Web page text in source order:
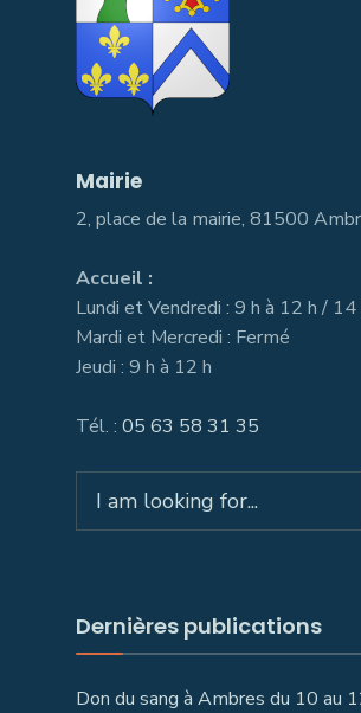
Mairie
2, place de la mairie, 81500
Accueil :
Lundi et Vendredi : 9 h à 12 h / 14
Mardi et Mercredi : Fermé
Jeudi : 9 h à 12 h
Tél. : 05 63 58 31 35
for:
Dernières publications
Don du sang à Ambres du 10 au